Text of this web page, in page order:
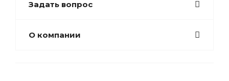
Задать вопрос
О компании